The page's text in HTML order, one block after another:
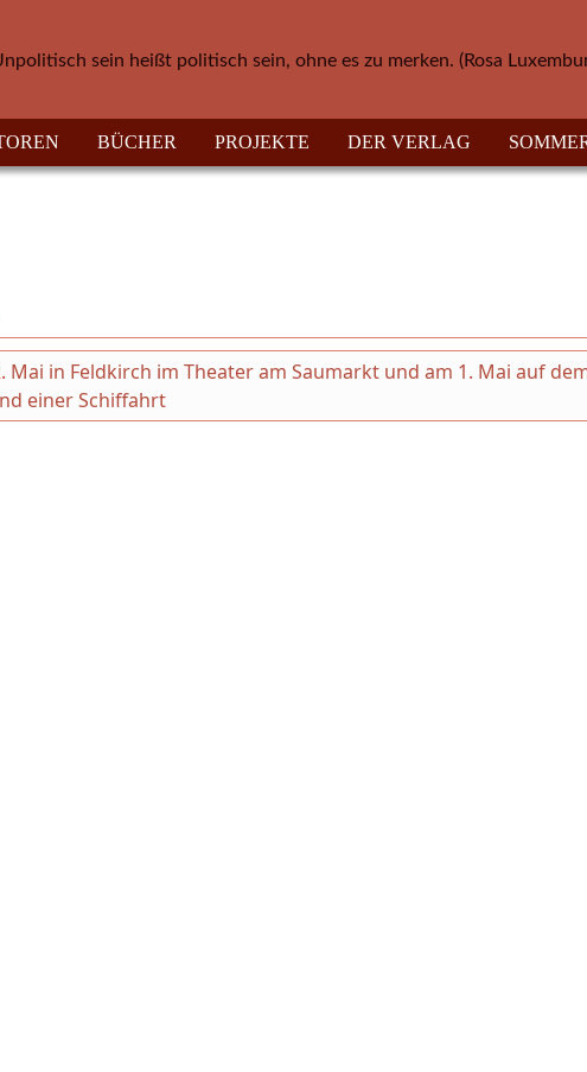
sein heißt politisch sein, ohne es zu merken. (Rosa
BÜCHER PROJEKTE DER VERLAG
Reiter)
Mai in Feldkirch im Theater am Saumarkt und am 1. Mai auf
einer Schiffahrt